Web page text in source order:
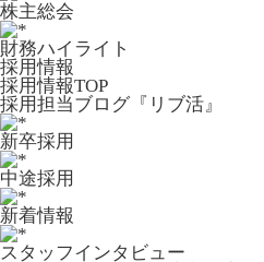
株主総会
財務ハイライト
採用情報
採用情報TOP
採用担当ブログ『リブ活』
新卒採用
中途採用
新着情報
スタッフインタビュー